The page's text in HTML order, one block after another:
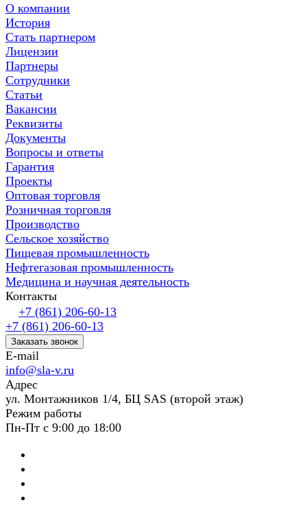
О компании
История
Стать партнером
Лицензии
Партнеры
Сотрудники
Статьи
Вакансии
Реквизиты
Документы
Вопросы и ответы
Гарантия
Проекты
Оптовая торговля
Розничная торговля
Производство
Сельское хозяйство
Пищевая промышленность
Нефтегазовая промышленность
Медицина и научная деятельность
Контакты
+7 (861) 206-60-13
+7 (861) 206-60-13
Заказать звонок
E-mail
info@sla-v.ru
Адрес
ул. Монтажников 1/4, БЦ SAS (второй этаж)
Режим работы
Пн-Пт с 9:00 до 18:00